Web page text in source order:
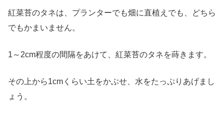
紅菜苔のタネは、プランターでも畑に直植えでも、どちら
でもかまいません。
1～2cm程度の間隔をあけて、紅菜苔のタネを蒔きます。
その上から1cmくらい土をかぶせ、水をたっぷりあげまし
ょう。